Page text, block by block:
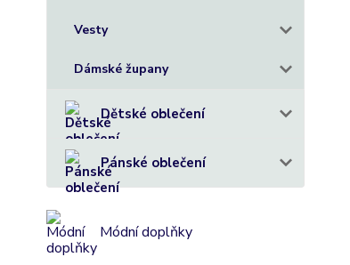
Vesty
Dámské župany
Dětské oblečení
Pánské oblečení
Módní doplňky